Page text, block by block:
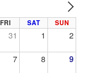
FRI SAT SUN
31 1 2
7 8 9